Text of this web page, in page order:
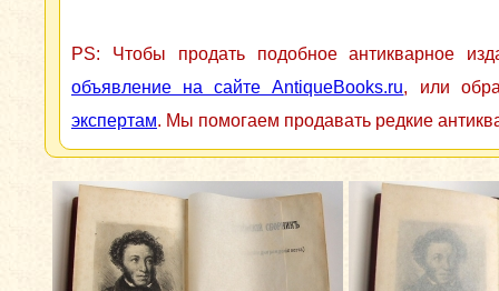
PS: Чтобы продать подобное антикварное
объявление на сайте AntiqueBooks.ru, или
экспертам. Мы помогаем продавать редкие